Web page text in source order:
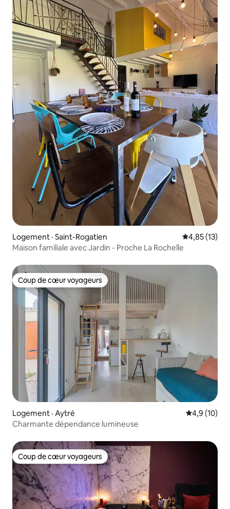
Logement · Saint-Rogatien Note
4,85 (13)
Maison familiale avec Jardin - Proche La Rochelle
Coup de cœur voyageurs
Coup de cœur voyageurs
Logement · Aytré Note
4,9 (10)
Charmante dépendance lumineuse
Coup de cœur voyageurs
Coup de cœur voyageurs